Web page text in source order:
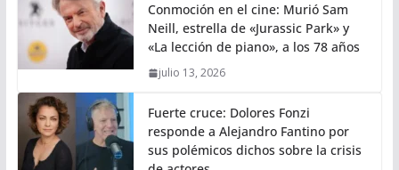
Conmoción en el cine: Murió Sam
Neill, estrella de «Jurassic Park» y
«La lección de piano», a los 78 años
julio 13, 2026
Fuerte cruce: Dolores Fonzi
responde a Alejandro Fantino por
sus polémicos dichos sobre la crisis